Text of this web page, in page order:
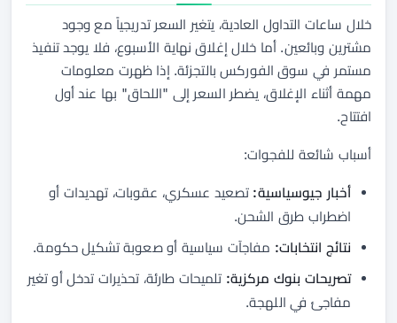
خلال ساعات التداول العادية، يتغير السعر تدريجياً مع وجود
مشترين وبائعين. أما خلال إغلاق نهاية الأسبوع، فلا يوجد تنفيذ
مستمر في سوق الفوركس بالتجزئة. إذا ظهرت معلومات
مهمة أثناء الإغلاق، يضطر السعر إلى "اللحاق" بها عند أول
افتتاح.
أسباب شائعة للفجوات:
أخبار جيوسياسية: تصعيد عسكري، عقوبات، تهديدات أو
اضطراب طرق الشحن.
نتائج انتخابات: مفاجآت سياسية أو صعوبة تشكيل حكومة.
تصريحات بنوك مركزية: تلميحات طارئة، تحذيرات تدخل أو تغير
مفاجئ في اللهجة.